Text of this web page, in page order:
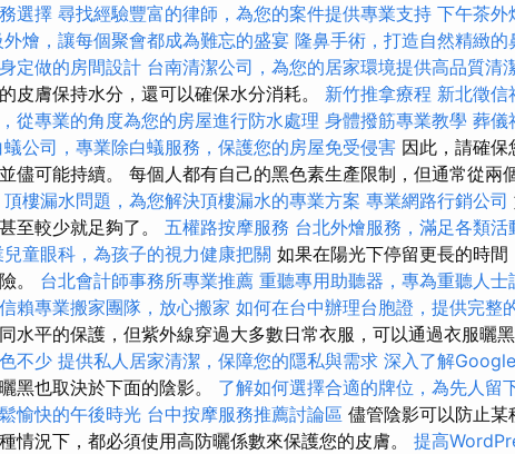
選擇 尋找經驗豐富的律師，為您的案件提供專業支持 下午茶外
外燴，讓每個聚會都成為難忘的盛宴 隆鼻手術，打造自然精緻的
定做的房間設計 台南清潔公司，為您的居家環境提供高品質清
皮膚保持水分，還可以確保水分消耗。 新竹推拿療程 新北徵信
從專業的角度為您的房屋進行防水處理 身體撥筋專業教學 葬儀
蟻公司，專業除白蟻服務，保護您的房屋免受侵害 因此，請確
儘可能持續。 每個人都有自己的黑色素生產限制，但通常從兩
頂樓漏水問題，為您解決頂樓漏水的專業方案 專業網路行銷公司
至較少就足夠了。 五權路按摩服務 台北外燴服務，滿足各類活
兒童眼科，為孩子的視力健康把關 如果在陽光下停留更長的時
。 台北會計師事務所專業推薦 重聽專用助聽器，專為重聽人
賴專業搬家團隊，放心搬家 如何在台中辦理台胞證，提供完整
水平的保護，但紫外線穿過大多數日常衣服，可以通過衣服曬黑
不少 提供私人居家清潔，保障您的隱私與需求 深入了解
黑也取決於下面的陰影。 了解如何選擇合適的牌位，為先人留
愉快的午後時光 台中按摩服務推薦討論區 儘管陰影可以防止某
情況下，都必須使用高防曬係數來保護您的皮膚。 提高